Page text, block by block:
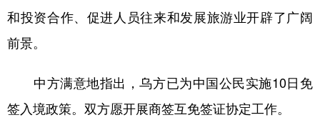
和投资合作、促进人员往来和发展旅游业开辟了广阔
前景。
中方满意地指出，乌方已为中国公民实施10日免
签入境政策。双方愿开展商签互免签证协定工作。